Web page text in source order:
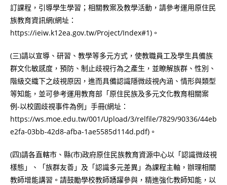
訂課程，引導學生學習；相關教案及教學活動，請參考運用原住民
族教育資訊網(網址：
https://ieiw.k12ea.gov.tw/Project/Index#1)。
(三)請以宣導、研習、教學等多元方式，使教職員工及學生具備族
群文化敏感度，預防、制止歧視行為之產生，並瞭解族群、性別、
階級交織下之歧視原因，進而具備認識隱微歧視內涵、情形與類型
等知能，並可參考運用教育部「原住民族及多元文化教育相關案
例-以校園歧視事件為例」手冊(網址：
https://ws.moe.edu.tw/001/Upload/3/relfile/7829/90336/44eb
e2fa-03bb-42d8-afba-1ae5585d114d.pdf)。
(四)請各直轄市、縣(市)政府原住民族教育資源中心以「認識微歧視
樣態」、「族群友善」及「認識多元差異」為課程主軸，辦理相關
教師增能講習。請鼓勵學校教師踴躍參與，精進強化教師知能，以